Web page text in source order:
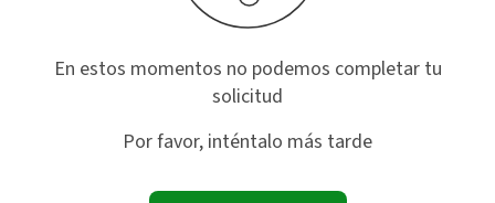
En estos momentos no podemos completar tu
solicitud
Por favor, inténtalo más tarde